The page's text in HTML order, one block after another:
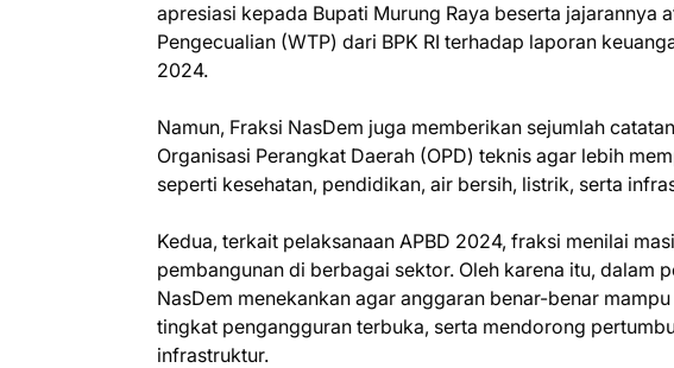
apresiasi kepada Bupati Murung Raya beserta jajarannya
Pengecualian (WTP) dari BPK RI terhadap laporan
2024.
Namun, Fraksi NasDem juga memberikan sejumlah
Organisasi Perangkat Daerah (OPD) teknis agar lebih
seperti kesehatan, pendidikan, air bersih, listrik, serta
Kedua, terkait pelaksanaan APBD 2024, fraksi menilai
pembangunan di berbagai sektor. Oleh karena itu, dalam
NasDem menekankan agar anggaran benar-benar
tingkat pengangguran terbuka, serta mendorong
infrastruktur.